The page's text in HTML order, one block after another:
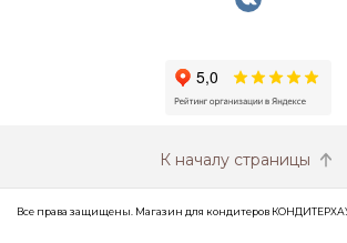
К началу страницы
Все права защищены. Магазин для кондитеров